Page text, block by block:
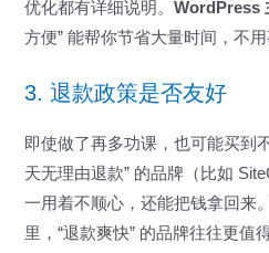
优化都有详细说明。WordPress
方便” 能帮你节省大量时间，不用
3. 退款政策是否友好
即使做了再多功课，也可能买到
天无理由退款” 的品牌（比如
一用着不顺心，还能把钱拿回来
里，“退款爽快” 的品牌往往更值